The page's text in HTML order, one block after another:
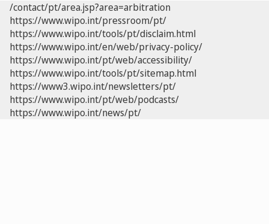
/contact/pt/area.jsp?area=arbitration
https://www.wipo.int/pressroom/pt/
https://www.wipo.int/tools/pt/disclaim.html
https://www.wipo.int/en/web/privacy-policy/
https://www.wipo.int/pt/web/accessibility/
https://www.wipo.int/tools/pt/sitemap.html
https://www3.wipo.int/newsletters/pt/
https://www.wipo.int/pt/web/podcasts/
https://www.wipo.int/news/pt/